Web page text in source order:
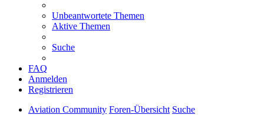
Unbeantwortete Themen
Aktive Themen
Suche
FAQ
Anmelden
Registrieren
Aviation Community Foren-Übersicht Suche